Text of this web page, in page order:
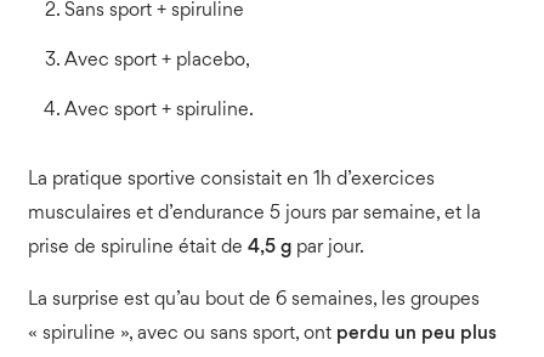
Sans sport + spiruline
Avec sport + placebo,
Avec sport + spiruline.
La pratique sportive consistait en 1h d’exercices
musculaires et d’endurance 5 jours par semaine, et la
prise de spiruline était de 4,5 gpar jour.
La surprise est qu’au bout de 6 semaines, les groupes
« spiruline », avec ou sans sport, ontperdu un peu plus